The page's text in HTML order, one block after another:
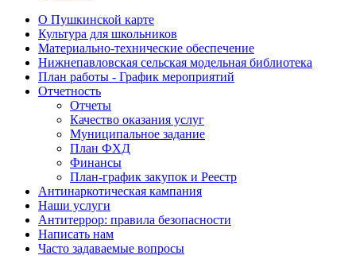
О Пушкинской карте
Культура для школьников
Материально-технические обеспечение
Нижнепавловская сельская модельная библиотека
План работы - График мероприятий
Отчетность
Отчеты
Качество оказания услуг
Муниципальное задание
План ФХД
Финансы
План-график закупок и Реестр
Антинаркотическая кампания
Наши услуги
Антитеррор: правила безопасности
Написать нам
Часто задаваемые вопросы